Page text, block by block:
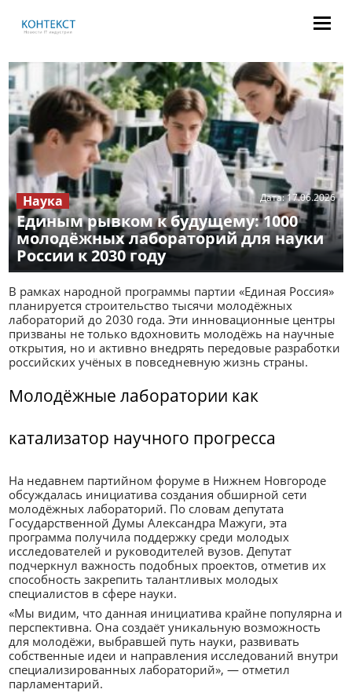
Единым рывком к будущему: 1000
молодёжных лабораторий для науки
России к 2030 году
Дата:17.06.2026
Наука
В рамках народной программы партии «Единая Россия»
планируется строительство тысячи молодёжных
лабораторий до 2030 года. Эти инновационные центры
призваны не только вдохновить молодёжь на научные
открытия, но и активно внедрять передовые разработки
российских учёных в повседневную жизнь страны.
Молодёжные лаборатории как
катализатор научного прогресса
На недавнем партийном форуме в Нижнем Новгороде
обсуждалась инициатива создания обширной сети
молодёжных лабораторий. По словам депутата
Государственной Думы Александра Мажуги, эта
программа получила поддержку среди молодых
исследователей и руководителей вузов. Депутат
подчеркнул важность подобных проектов, отметив их
способность закрепить талантливых молодых
специалистов в сфере науки.
«Мы видим, что данная инициатива крайне популярна и
перспективна. Она создаёт уникальную возможность
для молодёжи, выбравшей путь науки, развивать
собственные идеи и направления исследований внутри
специализированных лабораторий», — отметил
парламентарий.